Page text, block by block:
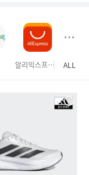
여자라인 댄스복
맘스터치 ALL
알리익스프레스 롯데